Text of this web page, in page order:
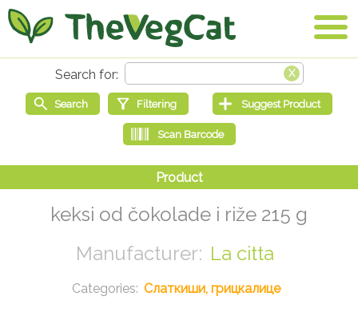
keksi od čokolade i riže 215 g
La citta
Слаткиши, грицкалице